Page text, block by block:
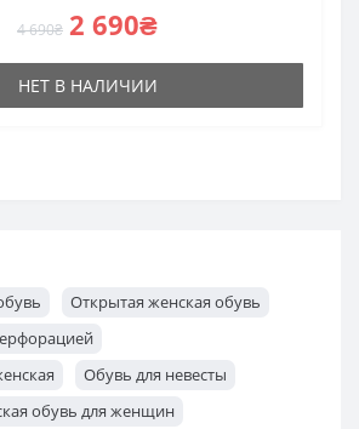
4 690₴ 2 690₴
НЕТ В НАЛИЧИИ
Открытая женская обувь
Обувь для невесты
обувь для женщин